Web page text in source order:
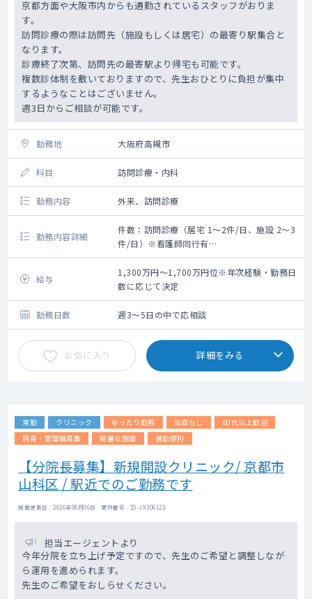
京都方面や大阪市内からも通勤されているスタッフがおりま
す。
訪問診療の際は訪問先（施設もしくは居宅）の最寄り駅集合と
なります。
診療終了次第、訪問先の最寄駅より帰宅も可能です。
複数診体制を敷いておりますので、先生おひとりに負担が集中
するようなことはございません。
週3日からご相談が可能です。
勤務地 大阪府高槻市
科目 訪問診療・内科
勤務内容 外来、訪問診療
勤務内容詳細
件数：訪問診療（居宅 1～2件/日、施設 2～3
件/日）※看護師同行有
【勤務内容】※イメージ
基本的に訪問診療がメインのご勤務です
午前：9:00～12:00 外来もしくは訪問診
療
午後：13:00～18:00 訪問診療
※外来、訪問診療のコマについては応相談で
す。
※各曜日の内訳についてはご希望を踏まえて
調整となります。
【オンコールについて】
おります。
オンコール番の回数としては大体６回程度/月
（除外応相談可）
そのうち出動回数は数件/月程度です。※お看
取りの場合は出動必須
※回数及び、除外のご相談については都度お
寄せ下さい。
【外来について】
初診、再診で枠は分けてはいませんが先生方
給与
1,300万円～1,700万円位※年次経験・勤務日
数に応じて決定
勤務日数 週3～5日の中で応相談
お気に入り 詳細をみる
常勤 クリニック ゆったり勤務 当直なし
60代以上歓迎
院長・管理職募集
綺麗な施設 通勤便利
【分院長募集】新規開設クリニック/ 京都市
山科区 / 駅近でのご勤務です
掲載更新日 : 2026年08月06日 案件番号 : 25-JX306123
担当エージェントより
今年分院を立ち上げ予定ですので、先生のご希望と調整しなが
ら運用を進められます。
先生のご希望をおしらせください。